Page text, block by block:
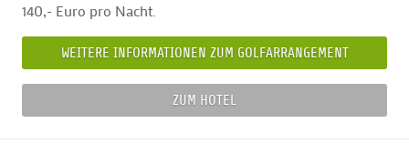
140,- Euro pro Nacht.
WEITERE INFORMATIONEN ZUM GOLFARRANGEMENT
ZUM HOTEL